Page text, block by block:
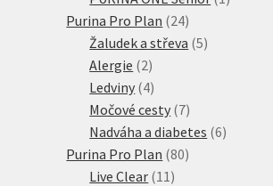
Purina Pro Plan 2424
produktů
Žaludek a střeva 55
Alergie 22
produkty
Ledviny 44
produkty
Močové cesty 77
produktů
Nadváha a diabetes 66
Purina Pro Plan 8080
Live Clear 11 11